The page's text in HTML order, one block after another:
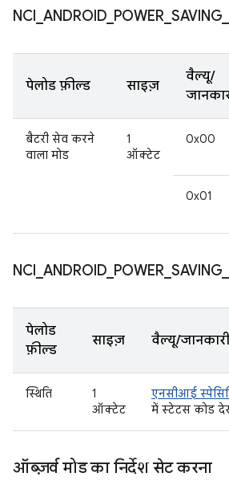
NCI ANDROID POWER SAVING
पेलोड फ़ील्ड साइज़
वैल्यू/
बैटरी सेव करने
वाला मोड
1
ऑक्टेट
0x00
0x01
NCI ANDROID POWER SAVING
पेलोड
फ़ील्ड
साइज़ वैल्यू/जानकारी
स्थिति
1
ऑक्टेट
एनसीआई
में स्टेटस कोड
ऑब्ज़र्व मोड का निर्देश सेट करना